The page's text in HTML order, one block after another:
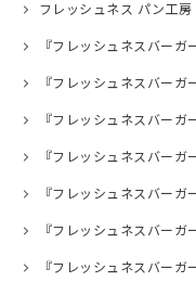
フレッシュネス パン工房
『フレッシュネスバーガ
『フレッシュネスバー
『フレッシュネスバーガ
『フレッシュネスバー
『フレッシュネスバーガ
『フレッシュネスバーガ
『フレッシュネスバーガ